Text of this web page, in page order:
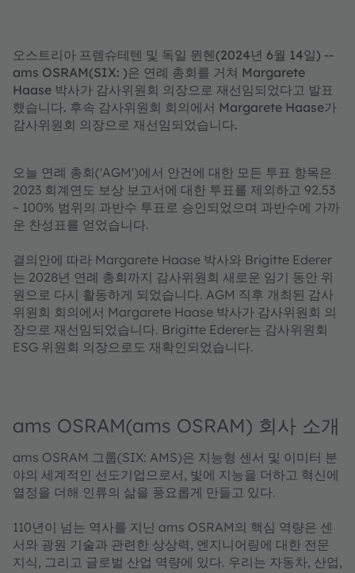
오스트리아 프렘슈테텐 및 독일 뮌헨(2024년 6월 14일) --
ams OSRAM(SIX: )은 연례 총회를 거쳐 Margarete
Haase 박사가 감사위원회 의장으로 재선임되었다고 발표
했습니다. 후속 감사위원회 회의에서 Margarete Haase가
감사위원회 의장으로 재선임되었습니다.
오늘 연례 총회('AGM')에서 안건에 대한 모든 투표 항목은
2023 회계연도 보상 보고서에 대한 투표를 제외하고 92.53
~ 100% 범위의 과반수 투표로 승인되었으며 과반수에 가까
운 찬성표를 얻었습니다.
결의안에 따라 Margarete Haase 박사와 Brigitte Ederer
는 2028년 연례 총회까지 감사위원회 새로운 임기 동안 위
원으로 다시 활동하게 되었습니다. AGM 직후 개최된 감사
위원회 회의에서 Margarete Haase 박사가 감사위원회 의
장으로 재선임되었습니다. Brigitte Ederer는 감사위원회
ESG 위원회 의장으로도 재확인되었습니다.
ams OSRAM(ams OSRAM) 회사 소개
ams OSRAM 그룹(SIX: AMS)은 지능형 센서 및 이미터 분
야의 세계적인 선도기업으로서, 빛에 지능을 더하고 혁신에
열정을 더해 인류의 삶을 풍요롭게 만들고 있다.
110년이 넘는 역사를 지닌 ams OSRAM의 핵심 역량은 센
서와 광원 기술과 관련한 상상력, 엔지니어링에 대한 전문
지식, 그리고 글로벌 산업 역량에 있다. 우리는 자동차, 산업,